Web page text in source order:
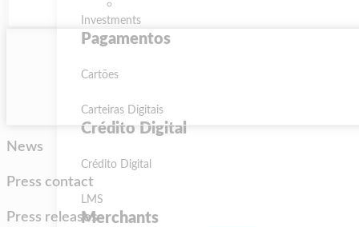
Investments
Pagamentos
Cartões
Carteiras Digitais
Crédito Digital
Crédito Digital
LMS
Merchants
News
Press contact
Press releases